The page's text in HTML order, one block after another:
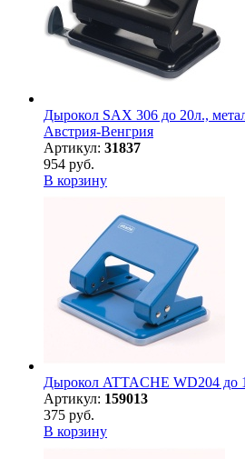
Дырокол SAX 306 до 20л.,
Австрия-Венгрия
Артикул: 31837
954 руб.
В корзину
Дырокол ATTACHE WD204 до
Артикул: 159013
375 руб.
В корзину